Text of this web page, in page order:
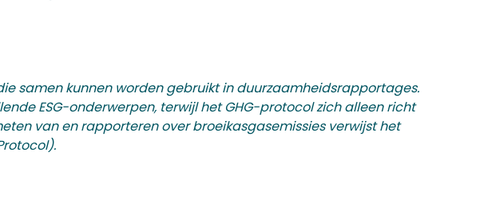
samen kunnen worden gebruikt in duurzaamheidsrapportages.
ESG-onderwerpen, terwijl het GHG-protocol zich alleen richt
van en rapporteren over broeikasgasemissies verwijst het